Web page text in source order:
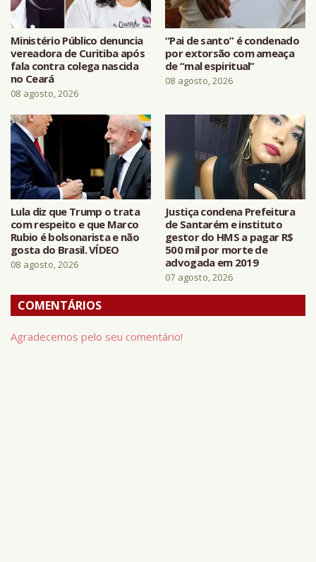
Ministério Público denuncia
vereadora de Curitiba após
fala contra colega nascida
no Ceará
08 agosto, 2026
“Pai de santo” é condenado
por extorsão com ameaça
de “mal espiritual”
08 agosto, 2026
Lula diz que Trump o trata
com respeito e que Marco
Rubio é bolsonarista e não
gosta do Brasil. VÍDEO
08 agosto, 2026
Justiça condena Prefeitura
de Santarém e instituto
gestor do HMS a pagar R$
500 mil por morte de
advogada em 2019
07 agosto, 2026
COMENTÁRIOS
Agradecemos pelo seu comentário!